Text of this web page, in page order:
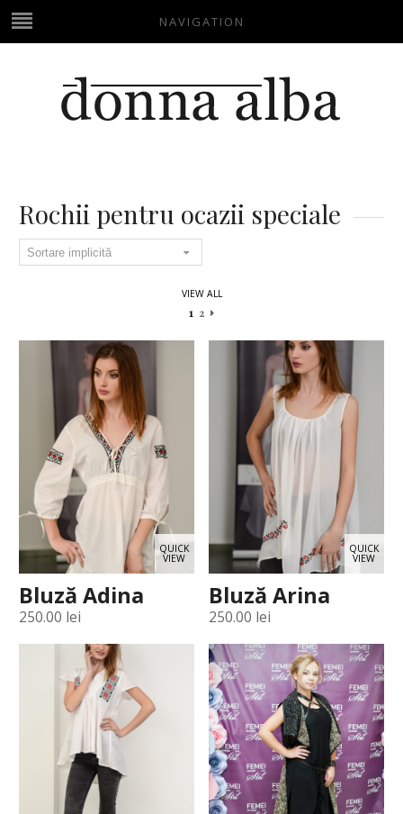
NAVIGATION
Rochii pentru ocazii speciale
VIEW ALL
1 2
QUICK
VIEW
Bluză Adina
250.00 lei
QUICK
VIEW
Bluză Arina
250.00 lei